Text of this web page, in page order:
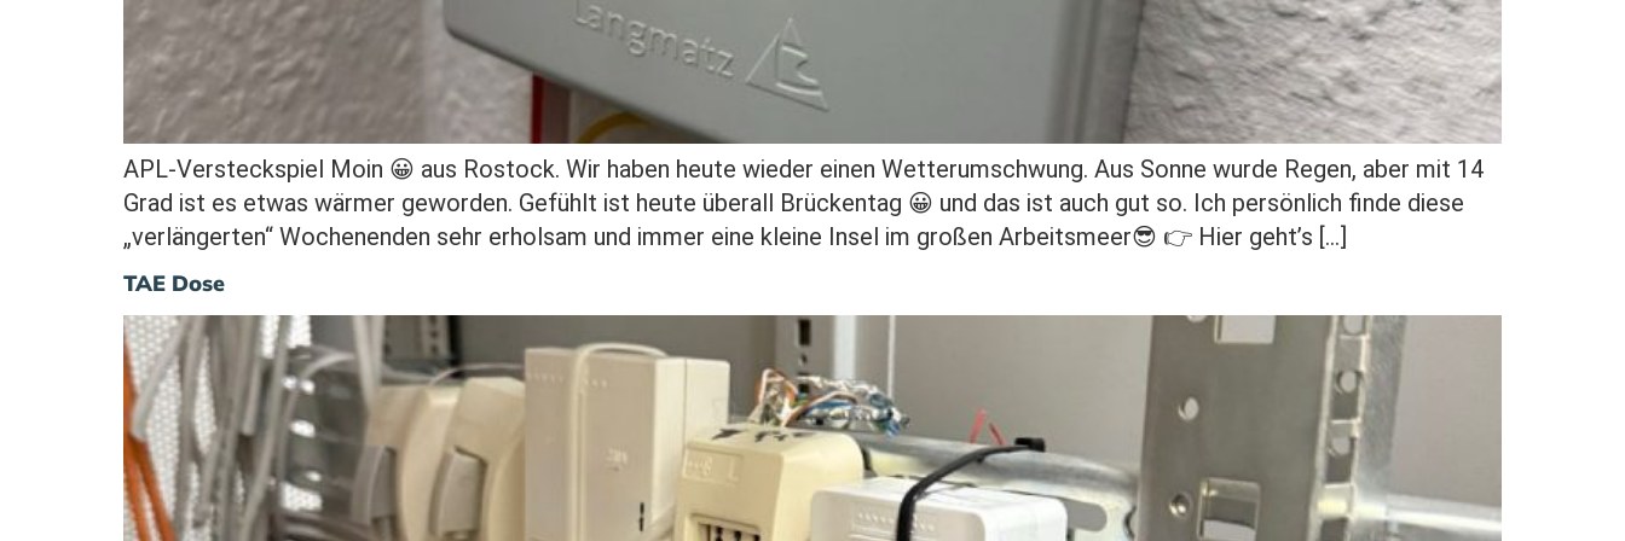
APL-Versteckspiel Moin 😀 aus Rostock. Wir haben heute wieder einen Wetterumschwung. Aus Sonne wurde Regen, aber mit 14
Grad ist es etwas wärmer geworden. Gefühlt ist heute überall Brückentag 😀 und das ist auch gut so. Ich persönlich finde diese
„verlängerten“ Wochenenden sehr erholsam und immer eine kleine Insel im großen Arbeitsmeer😎 👉 Hier geht’s […]
TAE Dose